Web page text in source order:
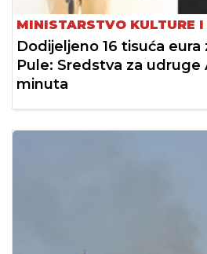
MINISTARSTVO KULTURE
Dodijeljeno 16 tisuća
Pule: Sredstva za
minuta